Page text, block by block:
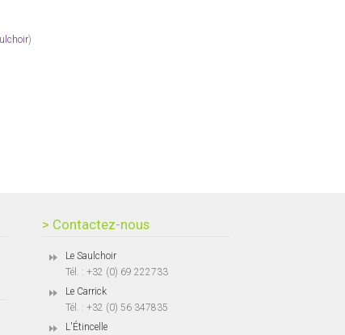
)
> Contactez-nous
Le Saulchoir
Tél. : +32 (0) 69 222733
Le Carrick
Tél. : +32 (0) 56 347835
L'Étincelle